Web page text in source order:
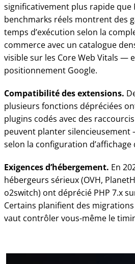
significativement plus rapide que
benchmarks réels montrent des
temps d’exécution selon la
commerce avec un catalogue
visible sur les Core Web Vitals —
positionnement Google.
Compatibilité des extensions.
plusieurs fonctions dépréciées
plugins codés avec des
peuvent planter
selon la configuration d’affichage
Exigences d’hébergement. En
hébergeurs sérieux (OVH,
o2switch) ont déprécié PHP 7.x
Certains planifient des
vaut contrôler vous-même le